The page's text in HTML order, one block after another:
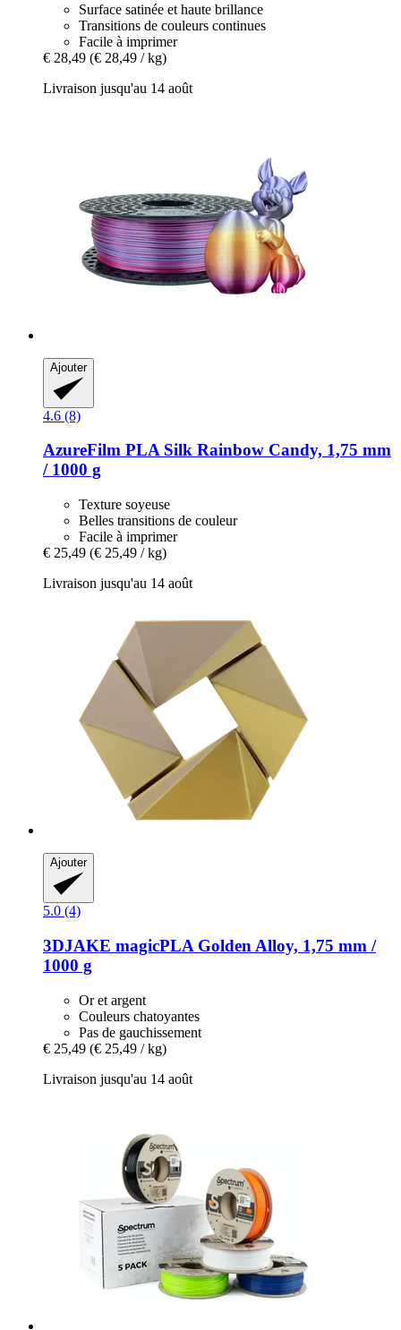
Surface satinée et haute brillance
Transitions de couleurs continues
Facile à imprimer
€ 28,49 (€ 28,49 / kg)
Livraison jusqu'au 14 août
Ajouter
4.6 (8)
AzureFilm PLA Silk Rainbow Candy, 1,75 mm
/ 1000 g
Texture soyeuse
Belles transitions de couleur
Facile à imprimer
€ 25,49 (€ 25,49 / kg)
Livraison jusqu'au 14 août
Ajouter
5.0 (4)
3DJAKE magicPLA Golden Alloy, 1,75 mm /
1000 g
Or et argent
Couleurs chatoyantes
Pas de gauchissement
€ 25,49 (€ 25,49 / kg)
Livraison jusqu'au 14 août